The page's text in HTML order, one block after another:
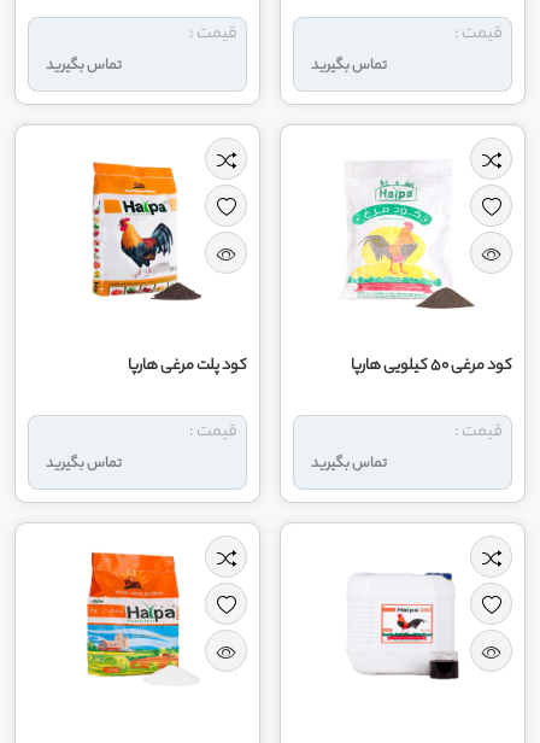
تماس بگیرید
قیمت :
تماس بگیرید
قیمت :
کود مرغی 50 کیلویی هارپا
تماس بگیرید
قیمت :
کود پلت مرغی هارپا
تماس بگیرید
قیمت :